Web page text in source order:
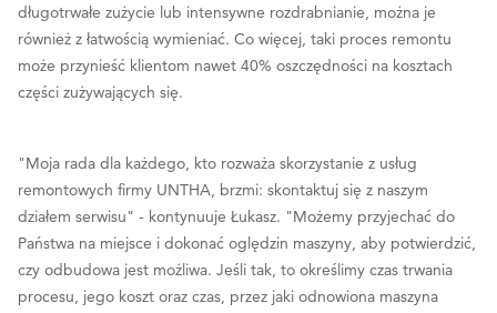
długotrwałe zużycie lub intensywne rozdrabnianie, można je
również z łatwością wymieniać. Co więcej, taki proces remontu
może przynieść klientom nawet 40% oszczędności na kosztach
części zużywających się.
"Moja rada dla każdego, kto rozważa skorzystanie z usług
remontowych firmy UNTHA, brzmi: skontaktuj się z naszym
działem serwisu" - kontynuuje Łukasz. "Możemy przyjechać do
Państwa na miejsce i dokonać oględzin maszyny, aby potwierdzić,
czy odbudowa jest możliwa. Jeśli tak, to określimy czas trwania
procesu, jego koszt oraz czas, przez jaki odnowiona maszyna